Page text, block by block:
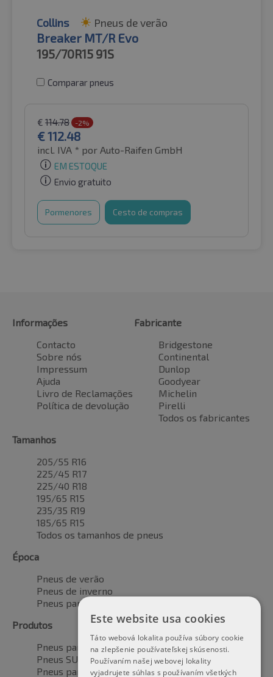
Collins Pneus de verão
Breaker MT/R Evo
195/70R15 91S
Comparar pneus
€ 114.78 -2%
€112.48
incl. IVA * por Auto-Raifen GmbH
EM ESTOQUE
Envio gratuito
Pormenores Cesto de compras
Informações
Contacto
Sobre nós
Impressum
Ajuda
Livro de Reclamações
Política de devolução
Fabricante
Bridgestone
Continental
Dunlop
Goodyear
Michelin
Pirelli
Todos os fabricantes
Tamanhos
205/55 R16
225/45 R17
225/40 R18
195/65 R15
235/35 R19
185/65 R15
Todos os tamanhos de pneus
Época
Pneus de verão
Pneus de inverno
Pneus para todas as estações
Produtos
Pneus para automóveis
Pneus SUV / 4x4
Pneus para veículos de transporte
Este website usa cookies
Táto webová lokalita používa súbory cookie
na zlepšenie používateľskej skúsenosti.
Používaním našej webovej lokality
vyjadrujete súhlas s používaním všetkých